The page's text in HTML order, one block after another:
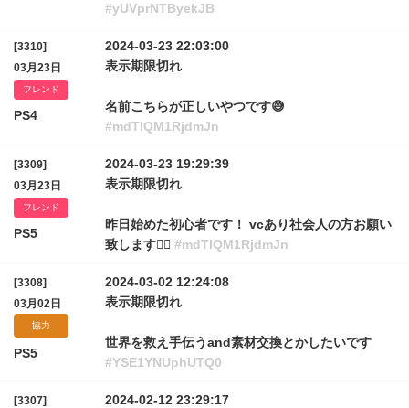
#yUVprNTByekJB
[3310]
03月23日
フレンド
PS4
2024-03-23 22:03:00
表示期限切れ
名前こちらが正しいやつです😅
#mdTlQM1RjdmJn
[3309]
03月23日
フレンド
PS5
2024-03-23 19:29:39
表示期限切れ
昨日始めた初心者です！ vcあり社会人の方お願い
致します🙇‍♂️ #mdTlQM1RjdmJn
[3308]
03月02日
協力
PS5
2024-03-02 12:24:08
表示期限切れ
世界を救え手伝うand素材交換とかしたいです
#YSE1YNUphUTQ0
[3307]
2024-02-12 23:29:17